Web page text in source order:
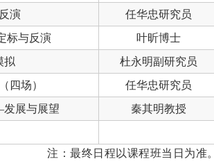
演
任华忠研究员
标与反演
叶昕博士
拟
杜永明副研究员
四场）
任华忠研究员
展与展望
秦其明教授
注：最终日程以课程班当日为准。